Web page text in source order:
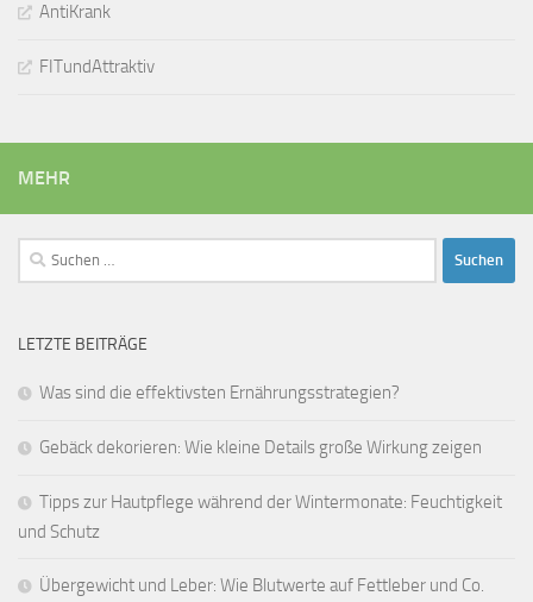
AntiKrank
FITundAttraktiv
MEHR
Suchen
nach:
LETZTE BEITRÄGE
Was sind die effektivsten Ernährungsstrategien?
Gebäck dekorieren: Wie kleine Details große Wirkung zeigen
Tipps zur Hautpflege während der Wintermonate: Feuchtigkeit
und Schutz
Übergewicht und Leber: Wie Blutwerte auf Fettleber und Co.